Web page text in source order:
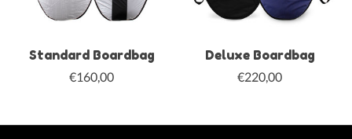
Standard Boardbag
€160,00
Deluxe Boardbag
€220,00